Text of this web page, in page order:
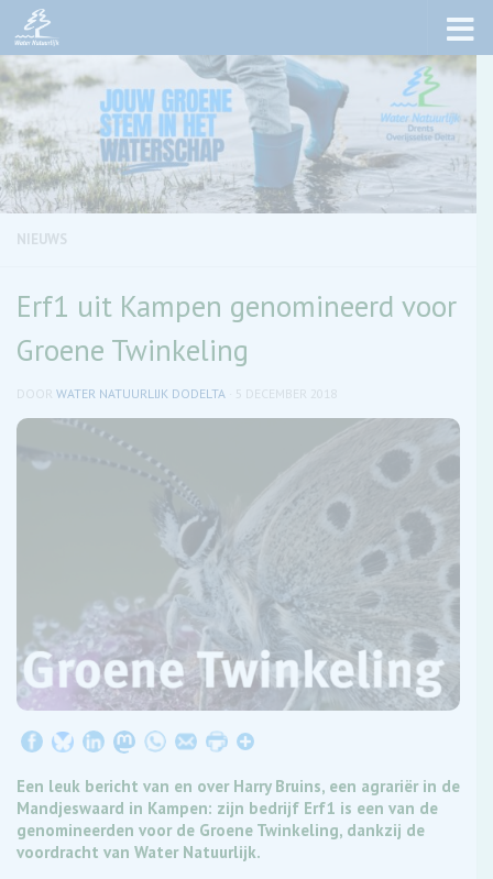
Skip to content
NIEUWS
Erf1 uit Kampen genomineerd voor
Groene Twinkeling
DOOR WATER NATUURLIJK DODELTA 5 DECEMBER 2018
Een leuk bericht van en over Harry Bruins, een agrariër in de
Mandjeswaard in Kampen: zijn bedrijf Erf1 is een van de
genomineerden voor de Groene Twinkeling, dankzij de
voordracht van Water Natuurlijk.